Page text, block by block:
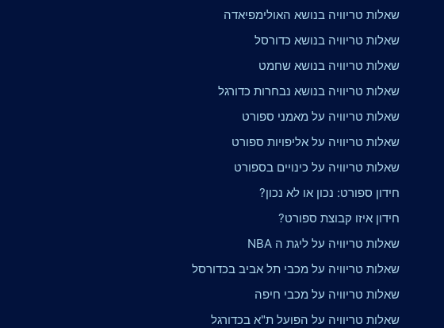
שאלות טריוויה בנושא האולימפיאדה
שאלות טריוויה בנושא כדורסל
שאלות טריוויה בנושא שחמט
שאלות טריוויה בנושא נבחרות כדורגל
שאלות טריוויה על מאמני ספורט
שאלות טריוויה על אליפויות ספורט
שאלות טריוויה על כינויים בספורט
חידון ספורט: נכון או לא נכון?
חידון איזו קבוצת ספורט?
שאלות טריוויה על ליגת ה NBA
שאלות טריוויה על מכבי תל אביב בכדורסל
שאלות טריוויה על מכבי חיפה
שאלות טריוויה על הפועל ת"א בכדורגל